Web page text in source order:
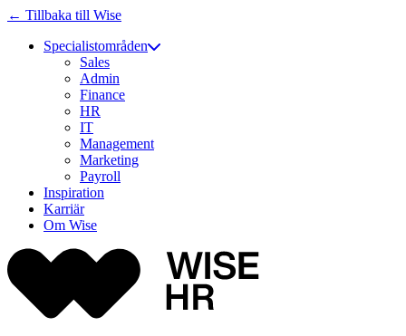
← Tillbaka till Wise
Specialistområden
Sales
Admin
Finance
HR
IT
Management
Marketing
Payroll
Inspiration
Karriär
Om Wise